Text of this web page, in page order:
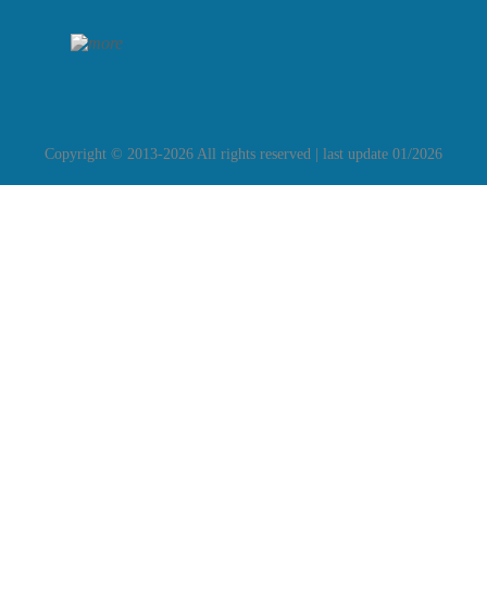
Copyright © 2013-2026 All rights reserved | last update 01/2026